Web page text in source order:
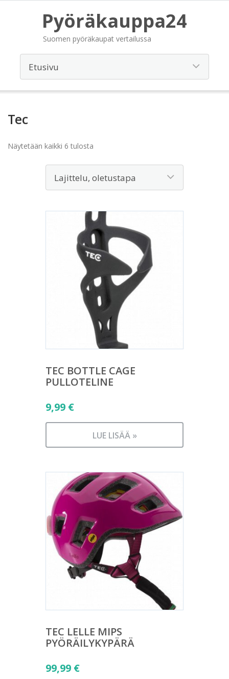
Pyöräkauppa24
Suomen pyöräkaupat vertailussa
Tec
Näytetään kaikki 6 tulosta
TEC BOTTLE CAGE
PULLOTELINE
9,99 €
LUE LISÄÄ »
TEC LELLE MIPS
PYÖRÄILYKYPÄRÄ
99,99 €